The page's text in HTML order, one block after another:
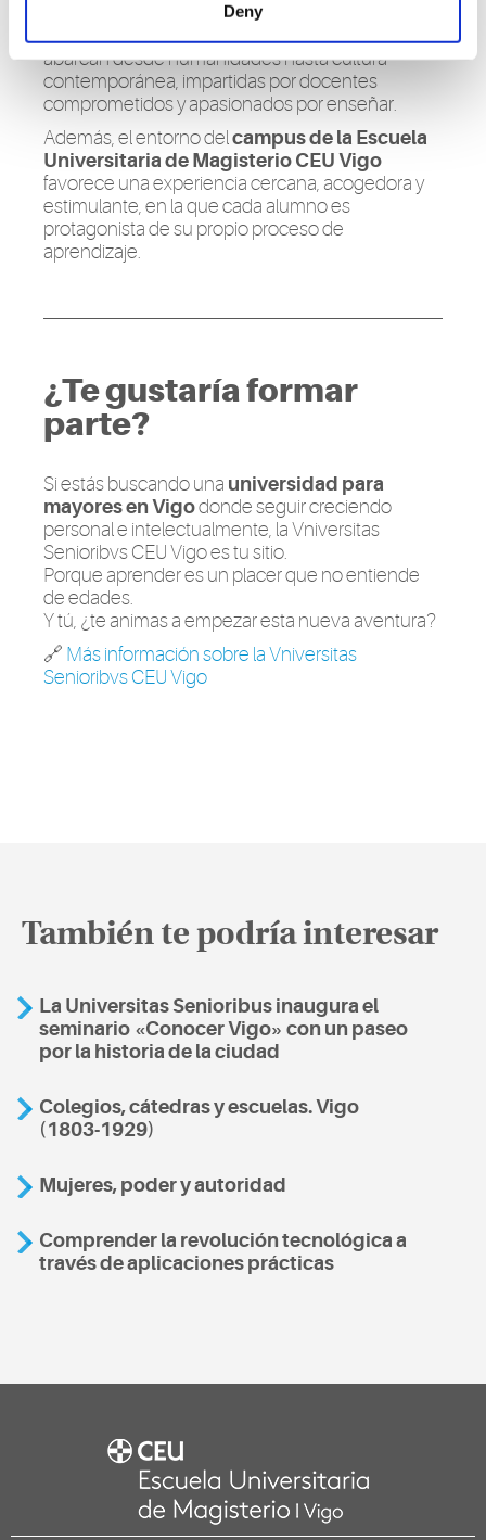
Deny
universidad senior en Vigo
programa amplio y variado, con asignaturas que
abarcan desde humanidades hasta cultura
contemporánea, impartidas por docentes
comprometidos y apasionados por enseñar.
Además, el entorno delcampus de la Escuela
Universitaria de Magisterio CEU Vigo
favorece una experiencia cercana, acogedora y
estimulante, en la que cada alumno es
protagonista de su propio proceso de
aprendizaje.
¿Te gustaría formar
parte?
Si estás buscando una universidad para
mayores en Vigodonde seguir creciendo
personal e intelectualmente, la Vniversitas
Senioribvs CEU Vigo es tu sitio.
Porque aprender es un placer que no entiende
de edades.
Y tú, ¿te animas a empezar esta nueva aventura?
🔗 Más información sobre la Vniversitas
Senioribvs CEU Vigo
También te podría interesar
La Universitas Senioribus inaugura el
seminario «Conocer Vigo» con un paseo
por la historia de la ciudad
Colegios, cátedras y escuelas. Vigo
(1803-1929)
Mujeres, poder y autoridad
Comprender la revolución tecnológica a
través de aplicaciones prácticas